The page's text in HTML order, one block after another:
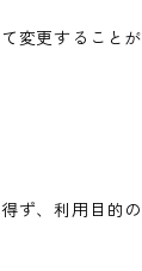
変更すること
ず、利用目的